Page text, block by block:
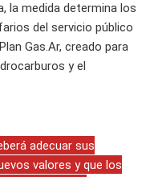
la medida determina los
del servicio público
Gas.Ar, creado para
y el
adecuar sus
valores y que los